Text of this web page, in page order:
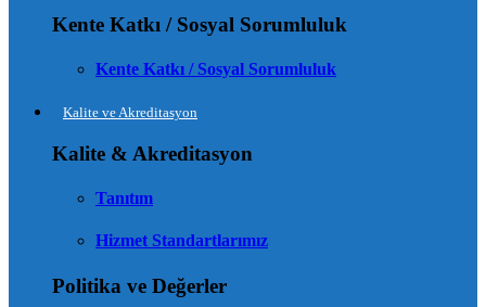
Kente Katkı / Sosyal Sorumluluk
Kente Katkı / Sosyal Sorumluluk
Kalite ve Akreditasyon
Kalite & Akreditasyon
Tanıtım
Hizmet Standartlarımız
Politika ve Değerler